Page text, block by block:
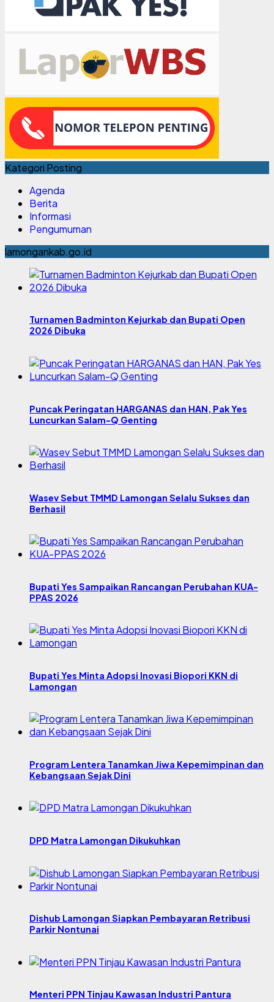
Kategori Posting
Agenda
Berita
Informasi
Pengumuman
lamongankab.go.id
Turnamen Badminton Kejurkab dan Bupati Open
2026 Dibuka
Puncak Peringatan HARGANAS dan HAN, Pak Yes
Luncurkan Salam-Q Genting
Wasev Sebut TMMD Lamongan Selalu Sukses dan
Berhasil
Bupati Yes Sampaikan Rancangan Perubahan KUA-
PPAS 2026
Bupati Yes Minta Adopsi Inovasi Biopori KKN di
Lamongan
Program Lentera Tanamkan Jiwa Kepemimpinan dan
Kebangsaan Sejak Dini
DPD Matra Lamongan Dikukuhkan
Dishub Lamongan Siapkan Pembayaran Retribusi
Parkir Nontunai
Menteri PPN Tinjau Kawasan Industri Pantura